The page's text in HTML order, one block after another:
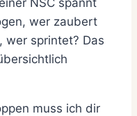
wer zaubert
wer sprintet? Das
muss ich dir